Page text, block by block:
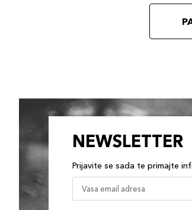
NEWSLETTER
Prijavite se sada te primajte